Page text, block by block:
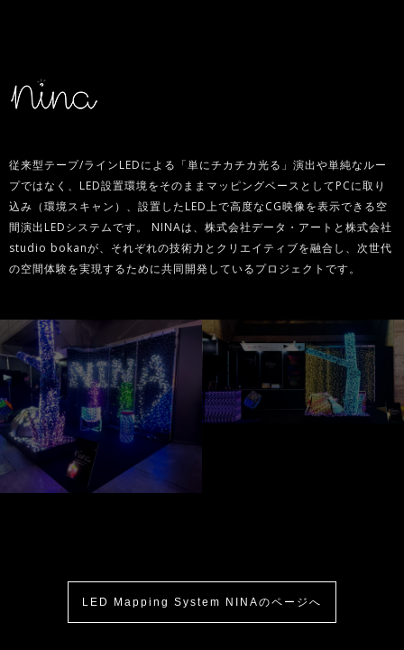
従来型テープ/ラインLEDによる「単にチカチカ光る」演出や単純なルー
プではなく、LED設置環境をそのままマッピングベースとしてPCに取り
込み（環境スキャン）、設置したLED上で高度なCG映像を表示できる空
間演出LEDシステムです。 NINAは、株式会社データ・アートと株式会社
studio bokanが、それぞれの技術力とクリエイティブを融合し、次世代
の空間体験を実現するために共同開発しているプロジェクトです。
LED Mapping System NINAのページへ